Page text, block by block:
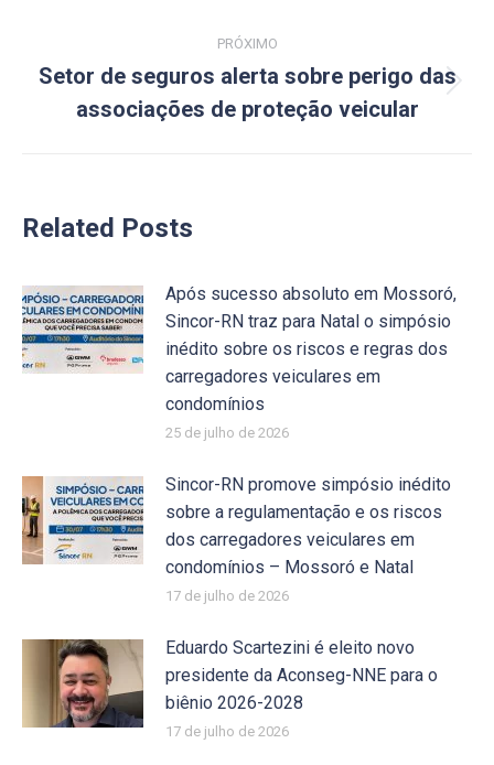
PRÓXIMO
post:
Setor de seguros alerta sobre perigo das
associações de proteção veicular
Related Posts
Após sucesso absoluto em Mossoró,
Sincor-RN traz para Natal o simpósio
inédito sobre os riscos e regras dos
carregadores veiculares em
condomínios
25 de julho de 2026
Sincor-RN promove simpósio inédito
sobre a regulamentação e os riscos
dos carregadores veiculares em
condomínios – Mossoró e Natal
17 de julho de 2026
Eduardo Scartezini é eleito novo
presidente da Aconseg-NNE para o
biênio 2026-2028
17 de julho de 2026